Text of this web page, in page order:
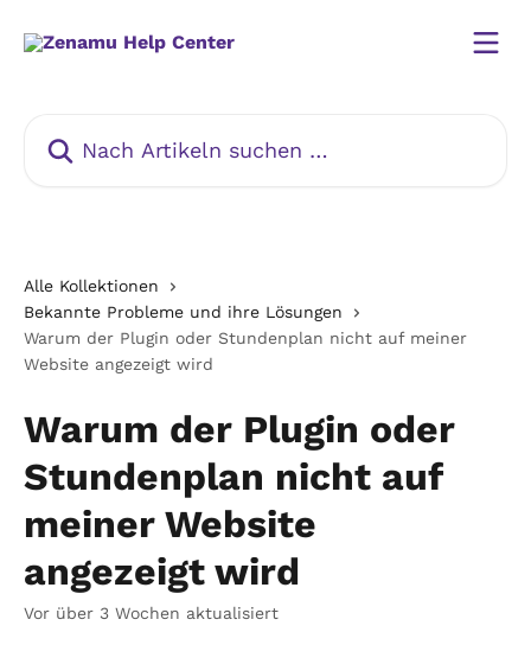
Alle Kollektionen
Bekannte Probleme und ihre Lösungen
Warum der Plugin oder Stundenplan nicht auf meiner
Website angezeigt wird
Warum der Plugin oder
Stundenplan nicht auf
meiner Website
angezeigt wird
Vor über 3 Wochen aktualisiert